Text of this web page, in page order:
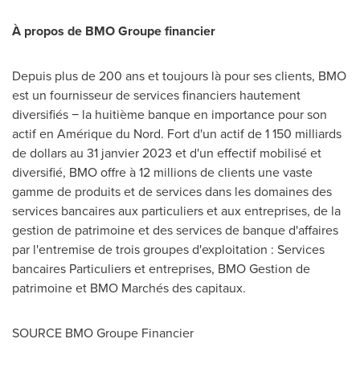
À propos de BMO Groupe financier
Depuis plus de 200 ans et toujours là pour ses clients, BMO
est un fournisseur de services financiers hautement
diversifiés − la huitième banque en importance pour son
actif en Amérique du Nord. Fort d'un actif de 1 150 milliards
de dollars au 31 janvier2023 etd'un effectif mobilisé et
diversifié, BMO offre à 12 millions de clients une vaste
gamme de produits et de services dans les domaines des
services bancaires aux particuliers et aux entreprises, de la
gestion de patrimoine et des services de banque d'affaires
par l'entremise de trois groupes d'exploitation : Services
bancaires Particuliers et entreprises, BMO Gestion de
patrimoine et BMO Marchés des capitaux.
SOURCE BMO Groupe Financier